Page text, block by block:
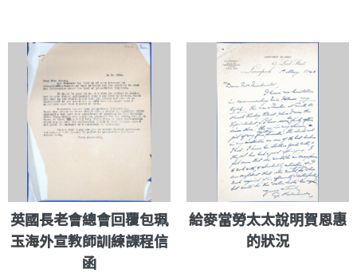
英國長老會總會回覆包珮
玉海外宣教師訓練課程信
函
給麥當勞太太說明賀恩惠
的狀況